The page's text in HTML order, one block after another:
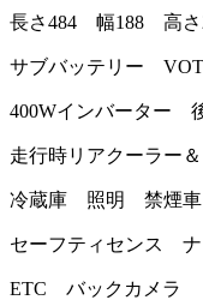
長さ484 幅188 高
サブバッテリー
400Wインバーター
走行時リアクーラー
冷蔵庫 照明 禁煙
セーフティセンス
ETC バックカメラ